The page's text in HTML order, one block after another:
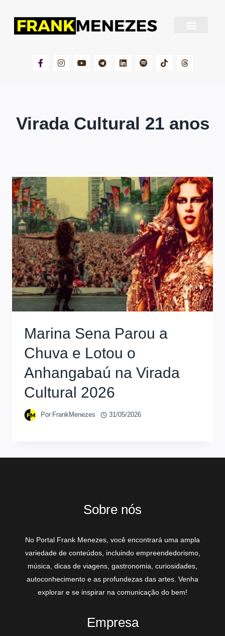
Virada Cultural 21 anos
Marina Sena Parou a
Chuva e Lotou o
Anhangabaú na Virada
Cultural 2026
Por FrankMenezes 31/05/2026
Sobre nós
No Portal Frank Menezes, você encontrará uma ampla
variedade de conteúdos, incluindo empreendedorismo,
música, dicas de viagens, gastronomia, curiosidades,
autoconhecimento e as profundezas das artes. Venha
explorar e se inspirar na comunicação do bem!
Empresa